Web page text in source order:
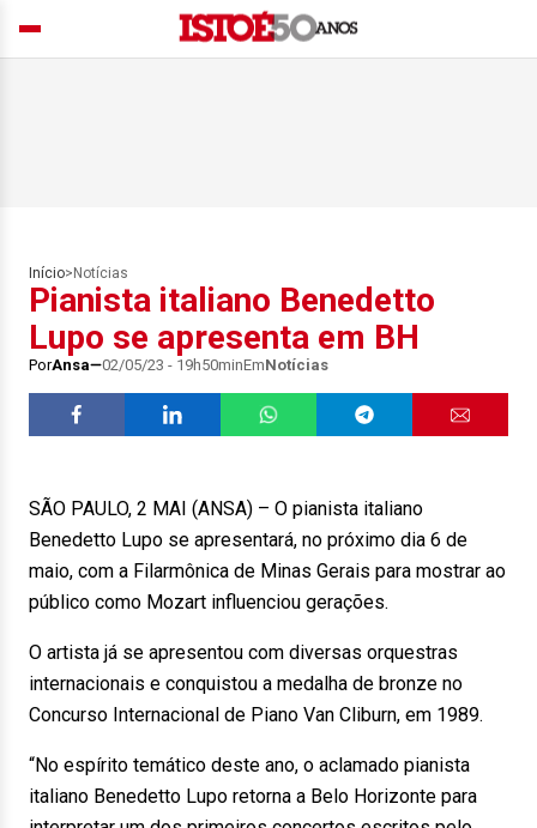
Início> Notícias
Pianista italiano Benedetto
Lupo se apresenta em BH
PorAnsa 02/05/23 - 19h50minEmNotícias
SÃO PAULO, 2 MAI (ANSA) – O pianista italiano
Benedetto Lupo se apresentará, no próximo dia 6 de
maio, com a Filarmônica de Minas Gerais para mostrar ao
público como Mozart influenciou gerações.
O artista já se apresentou com diversas orquestras
internacionais e conquistou a medalha de bronze no
Concurso Internacional de Piano Van Cliburn, em 1989.
“No espírito temático deste ano, o aclamado pianista
italiano Benedetto Lupo retorna a Belo Horizonte para